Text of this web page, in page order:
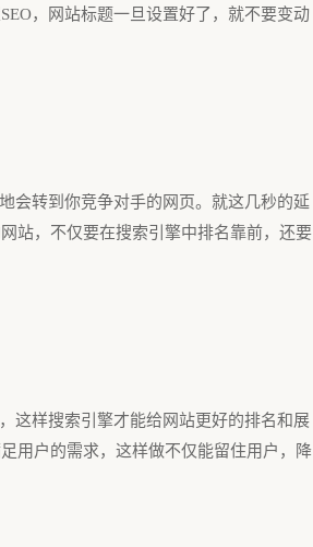
，网站标题一旦设置好了，就不要变动
会转到你竞争对手的网页。就这几秒的延
站，不仅要在搜索引擎中排名靠前，还要
这样搜索引擎才能给网站更好的排名和展
用户的需求，这样做不仅能留住用户，降